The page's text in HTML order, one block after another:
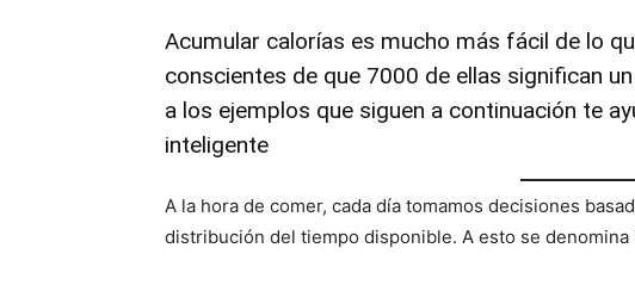
Acumular calorías es mucho más fácil de lo
conscientes de que 7000 de ellas significan
a los ejemplos que siguen a continuación te
inteligente
A la hora de comer, cada día tomamos decisiones
distribución del tiempo disponible. A esto se denomina